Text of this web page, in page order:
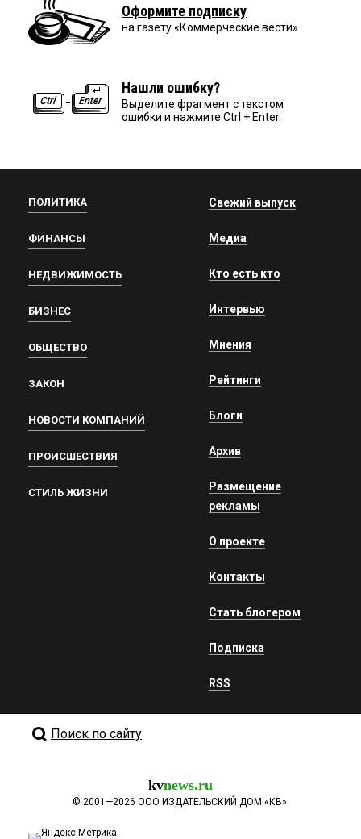
Оформите подписку
на газету «Коммерческие вести»
Нашли ошибку?
Выделите фрагмент с текстом
ошибки и нажмите Ctrl + Enter.
ПОЛИТИКА
ФИНАНСЫ
НЕДВИЖИМОСТЬ
БИЗНЕС
ОБЩЕСТВО
ЗАКОН
НОВОСТИ КОМПАНИЙ
ПРОИСШЕСТВИЯ
СТИЛЬ ЖИЗНИ
Свежий выпуск
Медиа
Кто есть кто
Интервью
Мнения
Рейтинги
Блоги
Архив
Размещение
рекламы
О проекте
Контакты
Стать блогером
Подписка
RSS
Поиск по сайту
kvnews.ru
© 2001—2026 ООО ИЗДАТЕЛЬСКИЙ ДОМ «КВ».